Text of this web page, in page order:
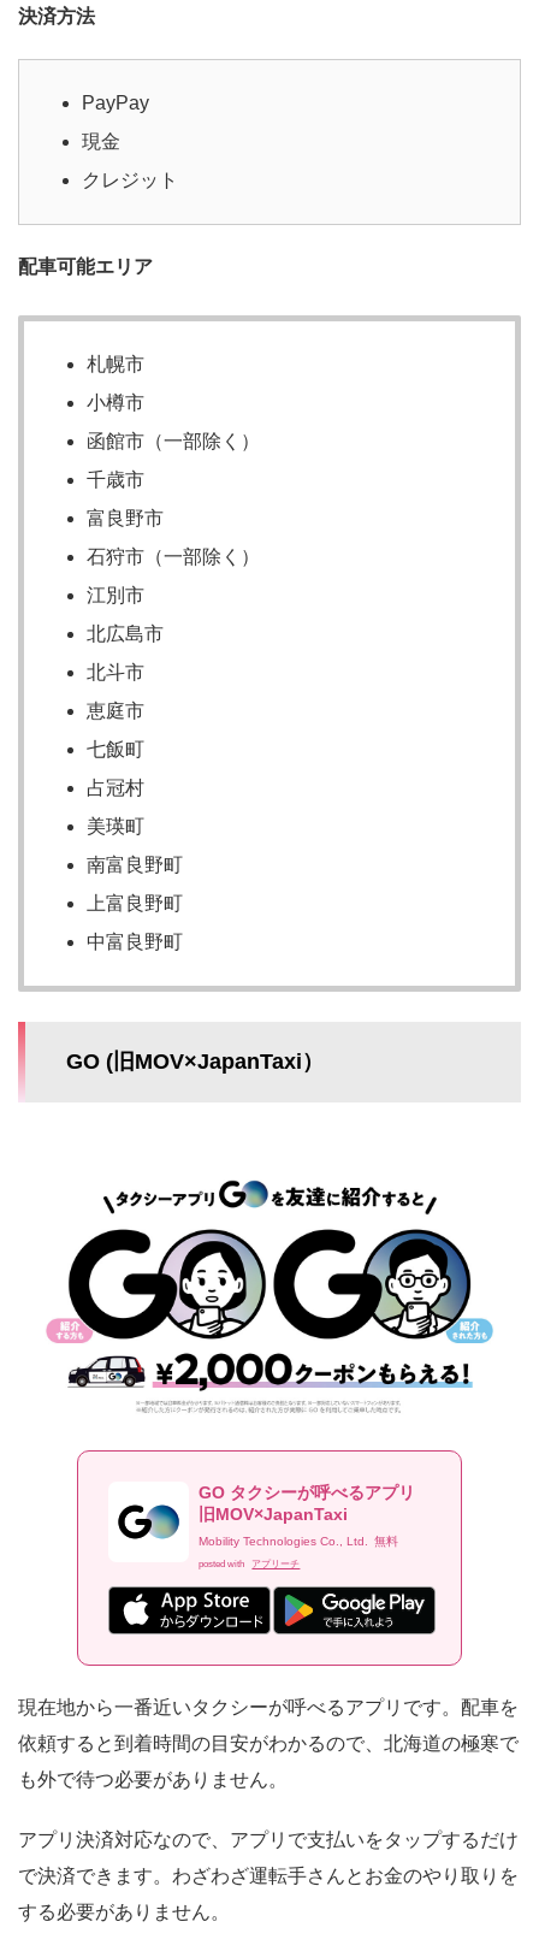
決済方法
PayPay
現金
クレジット
配車可能エリア
札幌市
小樽市
函館市（一部除く）
千歳市
富良野市
石狩市（一部除く）
江別市
北広島市
北斗市
恵庭市
七飯町
占冠村
美瑛町
南富良野町
上富良野町
中富良野町
GO (旧MOV×JapanTaxi）
GO タクシーが呼べるアプリ
旧MOV×JapanTaxi
Mobility Technologies Co., Ltd. 無料
posted with アプリーチ
現在地から一番近いタクシーが呼べるアプリです。配車を
依頼すると到着時間の目安がわかるので、北海道の極寒で
も外で待つ必要がありません。
アプリ決済対応なので、アプリで支払いをタップするだけ
で決済できます。わざわざ運転手さんとお金のやり取りを
する必要がありません。